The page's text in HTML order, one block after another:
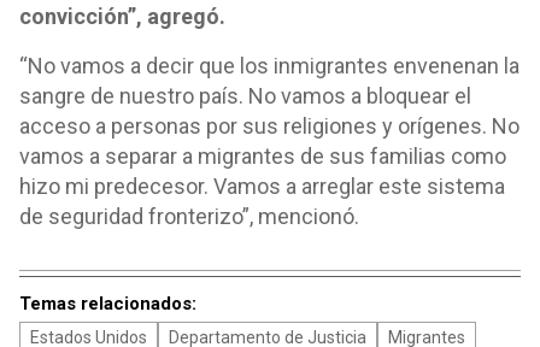
convicción”, agregó.
“No vamos a decir que los inmigrantes envenenan la
sangre de nuestro país. No vamos a bloquear el
acceso a personas por sus religiones y orígenes. No
vamos a separar a migrantes de sus familias como
hizo mi predecesor. Vamos a arreglar este sistema
de seguridad fronterizo”, mencionó.
Temas relacionados:
Estados Unidos Departamento de Justicia
Migrantes